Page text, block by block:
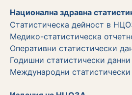
Национална здравна
Статистическа дейност в
Медико-статистическа
Оперативни статистически
Годишни статистически данни
Международни статистически